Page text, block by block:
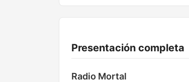
Presentación completa
Radio Mortal